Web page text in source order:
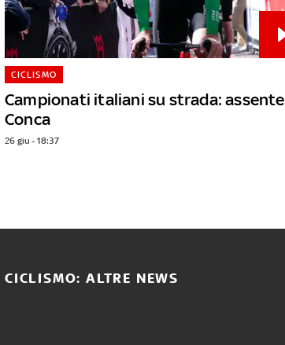
Campionati italiani su strada: assente
Conca
CICLISMO
26 giu - 18:37
CICLISMO: ALTRE NEWS